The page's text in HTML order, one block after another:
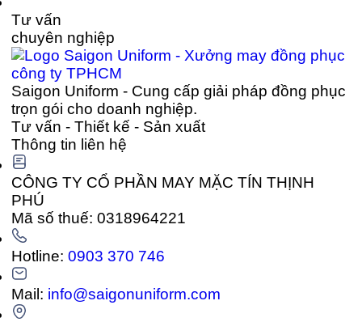
Tư vấn
chuyên nghiệp
Saigon Uniform - Cung cấp giải pháp đồng phục
trọn gói cho doanh nghiệp.
Tư vấn - Thiết kế - Sản xuất
Thông tin liên hệ
CÔNG TY CỔ PHẦN MAY MẶC TÍN THỊNH
PHÚ
Mã số thuế: 0318964221
Hotline:0903 370 746
Mail: info@saigonuniform.com